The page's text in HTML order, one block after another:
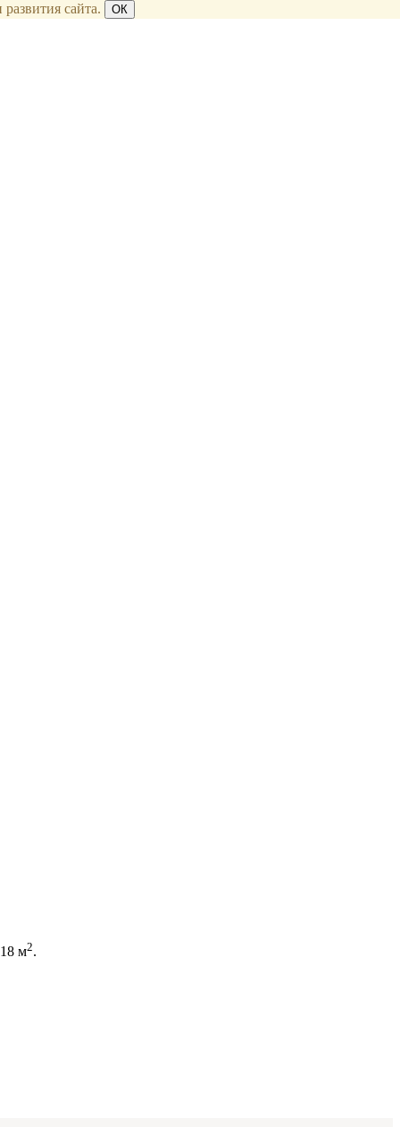
м2.
сайта. ОК